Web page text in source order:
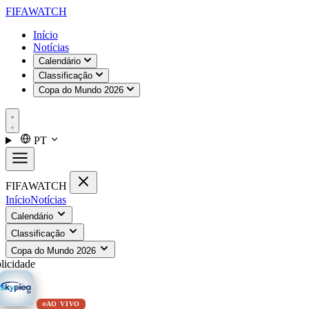
FIFAWATCH
Início
Notícias
Calendário
Classificação
Copa do Mundo 2026
PT
FIFAWATCH
InícioNotícias
Calendário
Classificação
Copa do Mundo 2026
AO VIVO